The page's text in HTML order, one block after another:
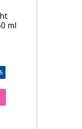
ml